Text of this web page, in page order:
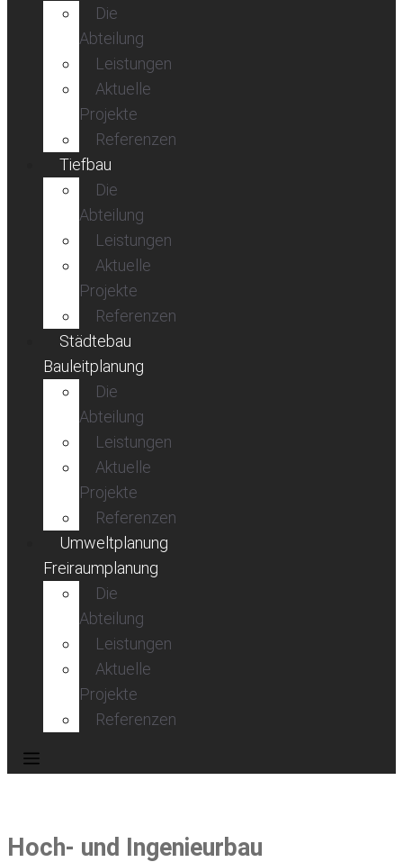
Die
Abteilung
Leistungen
Aktuelle
Projekte
Referenzen
Tiefbau
Die
Abteilung
Leistungen
Aktuelle
Projekte
Referenzen
Städtebau
Bauleitplanung
Die
Abteilung
Leistungen
Aktuelle
Projekte
Referenzen
Umweltplanung
Freiraumplanung
Die
Abteilung
Leistungen
Aktuelle
Projekte
Referenzen
Hoch- und Ingenieurbau